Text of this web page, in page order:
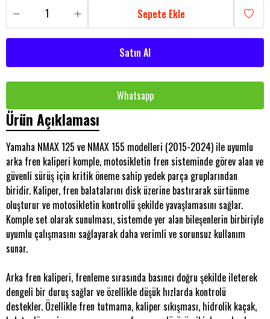
Sepete Ekle
Satın Al
Whatsapp
Ürün Açıklaması
Yamaha NMAX 125 ve NMAX 155 modelleri (2015-2024) ile uyumlu
arka fren kaliperi komple, motosikletin fren sisteminde görev alan ve
güvenli sürüş için kritik öneme sahip yedek parça gruplarından
biridir. Kaliper, fren balatalarını disk üzerine bastırarak sürtünme
oluşturur ve motosikletin kontrollü şekilde yavaşlamasını sağlar.
Komple set olarak sunulması, sistemde yer alan bileşenlerin birbiriyle
uyumlu çalışmasını sağlayarak daha verimli ve sorunsuz kullanım
sunar.
Arka fren kaliperi, frenleme sırasında basıncı doğru şekilde ileterek
dengeli bir duruş sağlar ve özellikle düşük hızlarda kontrolü
destekler. Özellikle fren tutmama, kaliper sıkışması, hidrolik kaçak,